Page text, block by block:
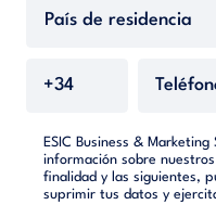
ESIC Business &
información sobre
finalidad y las siguientes,
suprimir tus datos y